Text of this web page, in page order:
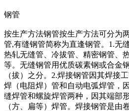
钢管
按生产方法钢管按生产方法可分为
管,有缝钢管简称为直逢钢管。1.无
热轧无缝管、冷拔管、精密钢管、
等。无缝钢管用优质碳素钢或合金
（拔）之分。2.焊接钢管因其焊接
焊（电阻焊）管和自动电弧焊管，
缝焊管和螺旋焊管两种，因其端部
（方、扁等）焊管。焊接钢管是由